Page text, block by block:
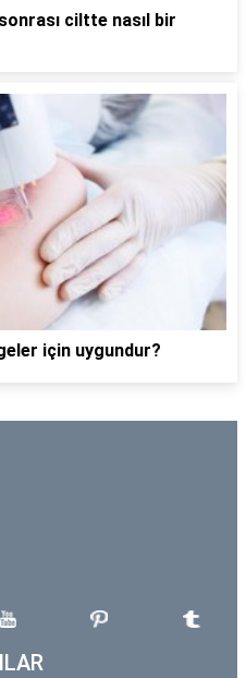
ciltte nasıl bir
için uygundur?